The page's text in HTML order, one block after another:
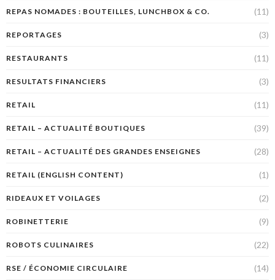
REPAS NOMADES : BOUTEILLES, LUNCHBOX & CO. (11)
REPORTAGES (3)
RESTAURANTS (11)
RESULTATS FINANCIERS (3)
RETAIL (11)
RETAIL – ACTUALITÉ BOUTIQUES (39)
RETAIL – ACTUALITÉ DES GRANDES ENSEIGNES (28)
RETAIL (ENGLISH CONTENT) (1)
RIDEAUX ET VOILAGES (2)
ROBINETTERIE (9)
ROBOTS CULINAIRES (22)
RSE / ÉCONOMIE CIRCULAIRE (14)